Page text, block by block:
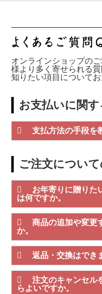
オンラインショップの
様より多く寄せられる
知りたい項目についてお
お支払いに関す
支払方法の手段を
ご注文につい
お年寄りに贈りた
は何ですか。
商品の追加や変更
か。
返品・交換はでき
注文のキャンセル
らよいですか。